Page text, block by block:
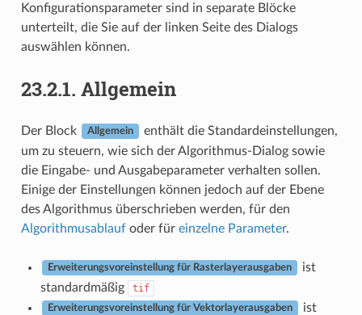
Konfigurationsparameter sind in separate Blöcke
unterteilt, die Sie auf der linken Seite des Dialogs
auswählen können.
23.2.1. Allgemein
Der Block Allgemein
enthält die Standardeinstellungen,
um zu steuern, wie sich der Algorithmus-Dialog sowie
die Eingabe- und Ausgabeparameter verhalten sollen.
Einige der Einstellungen können jedoch auf der Ebene
des Algorithmus überschrieben werden, für den
Algorithmusablaufoder für einzelne Parameter.
Erweiterungsvoreinstellung für Rasterlayerausgaben
ist
standardmäßig
tif
Erweiterungsvoreinstellung für Vektorlayerausgaben
ist